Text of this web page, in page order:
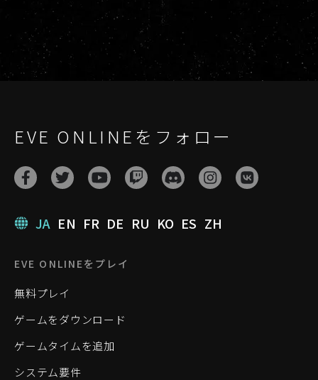
EVE ONLINEをフォロー
JA EN FR DE RU KO ES ZH
EVE ONLINEをプレイ
無料プレイ
ゲームをダウンロード
ゲームタイムを追加
システム要件